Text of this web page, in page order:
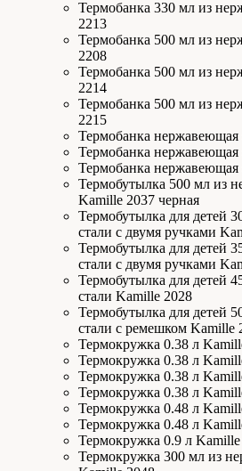
Термобанка 330 мл из
2213
Термобанка 500 мл из
2208
Термобанка 500 мл из
2214
Термобанка 500 мл из
2215
Термобанка нержавеющая
Термобанка нержавеющая
Термобанка нержавеющая
Термобутылка 500 мл из
Kamille 2037 черная
Термобутылка для детей
стали с двумя ручками
Термобутылка для детей
стали с двумя ручками
Термобутылка для детей
стали Kamille 2028
Термобутылка для детей
стали с ремешком Kamille
Термокружка 0.38 л
Термокружка 0.38 л
Термокружка 0.38 л
Термокружка 0.38 л
Термокружка 0.48 л
Термокружка 0.48 л
Термокружка 0.9 л
Термокружка 300 мл из